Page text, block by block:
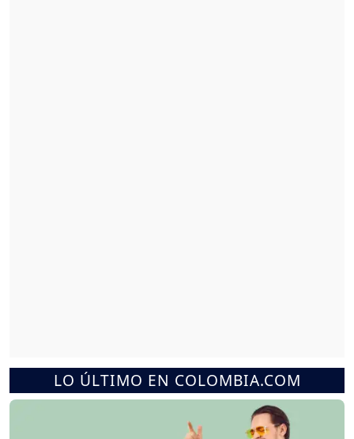
LO ÚLTIMO EN COLOMBIA.COM